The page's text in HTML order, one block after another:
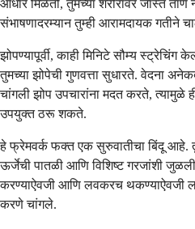
आधार मिळतो, तुमच्या शरीरावर जास्त ताण
संभाषणादरम्यान तुम्ही आरामदायक गतीने
झोपण्यापूर्वी, काही मिनिटे सौम्य स्ट्रेचिंग
तुमच्या झोपेची गुणवत्ता सुधारते. वेदना
चांगली झोप उपचारांना मदत करते, त्यामुळे
उपयुक्त ठरू शकते.
हे फ्रेमवर्क फक्त एक सुरुवातीचा बिंदू आहे.
ऊर्जेची पातळी आणि विशिष्ट गरजांशी
करण्याऐवजी आणि लवकरच थकण्याऐवजी
करणे चांगले.